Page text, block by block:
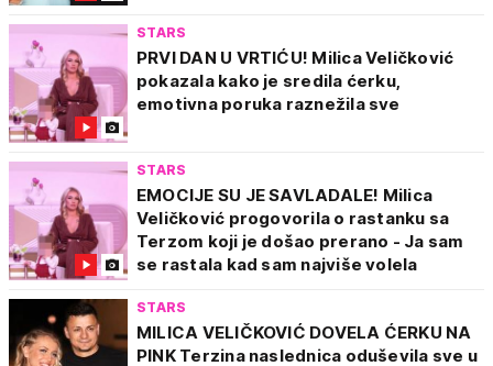
STARS
PRVI DAN U VRTIĆU! Milica Veličković
pokazala kako je sredila ćerku,
emotivna poruka raznežila sve
STARS
EMOCIJE SU JE SAVLADALE! Milica
Veličković progovorila o rastanku sa
Terzom koji je došao prerano - Ja sam
se rastala kad sam najviše volela
STARS
MILICA VELIČKOVIĆ DOVELA ĆERKU NA
PINK Terzina naslednica oduševila sve u